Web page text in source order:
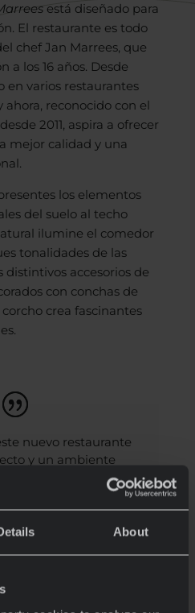
About
está diseñado para
El restaurante es todo
chef Jan Marrees, que
a los 16 años. Desde
en varios restaurantes
reconocido con el
2011, aspira a ofrecer
mejor calidad y una
los elementos
del suelo al techo
ilumine el comedor
tonalidades de las
distintivos accesorios de
con conchas de
crea fascinantes
nuevo restaurante
y un ambiente
o Nueva York.
utilizado muchos
naturales.